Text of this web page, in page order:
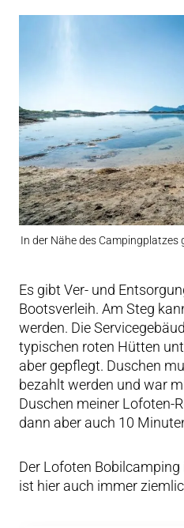
In der Nähe des Campingplatzes
Es gibt Ver- und
Bootsverleih. Am Steg
werden. Die
typischen roten Hütten
aber gepflegt. Duschen
bezahlt werden und war
Duschen meiner Lofoten-
dann aber auch 10
Der Lofoten
ist hier auch immer